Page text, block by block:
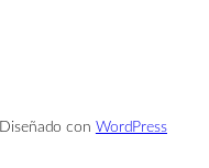
Diseñado con WordPress